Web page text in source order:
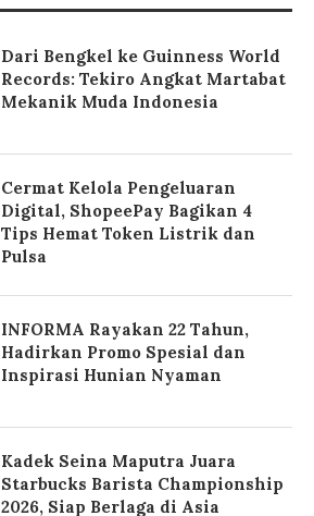
Dari Bengkel ke Guinness World
Records: Tekiro Angkat Martabat
Mekanik Muda Indonesia
Cermat Kelola Pengeluaran
Digital, ShopeePay Bagikan 4
Tips Hemat Token Listrik dan
Pulsa
INFORMA Rayakan 22 Tahun,
Hadirkan Promo Spesial dan
Inspirasi Hunian Nyaman
Kadek Seina Maputra Juara
Starbucks Barista Championship
2026, Siap Berlaga di Asia